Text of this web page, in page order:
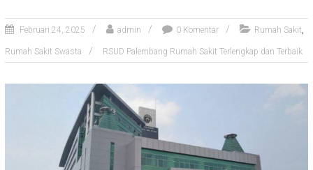
Februari 24, 2025 admin 0 Komentar Rumah Sakit,
Rumah Sakit Swasta RSUD Palembang Rumah Sakit Terlengkap dan Terbaik